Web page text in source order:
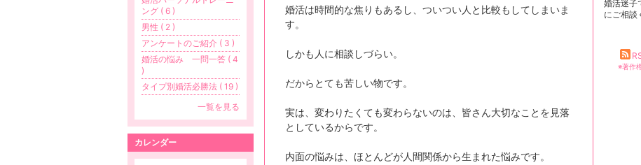
婚活は時間的な焦りもあるし、ついつい人と比較もしてしまいま
す。
しかも人に相談しづらい。
だからとても苦しい物です。
実は、変わりたくても変わらないのは、皆さん大切なことを見落
としているからです。
内面の悩みは、ほとんどが人間関係から生まれた悩みです。
婚活迷子
にご相談
※著作
ング ( 6 )
男性 ( 2 )
アンケートのご紹介 ( 3 )
婚活の悩み 一問一答 ( 4
)
タイプ別婚活必勝法 ( 19 )
一覧を見る
カレンダー